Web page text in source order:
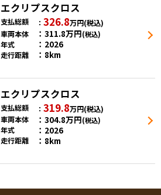
エクリプスクロス
支払総額 326.8万円(税込)
車両本体
311.8万円(税込)
年式 2026
走行距離 8km
エクリプスクロス
支払総額 319.8万円(税込)
車両本体
304.8万円(税込)
年式 2026
走行距離 8km